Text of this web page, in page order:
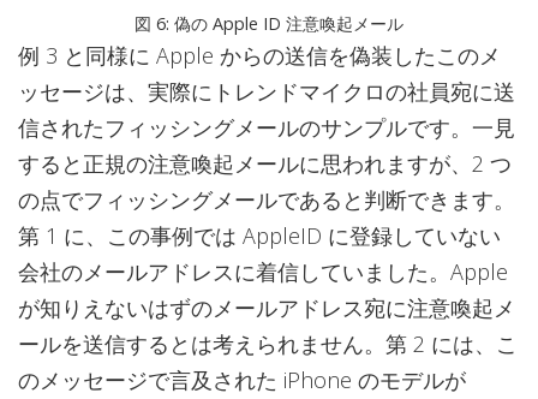
図 6: 偽の Apple ID 注意喚起メール
例 3 と同様に Apple からの送信を偽装したこのメ
ッセージは、実際にトレンドマイクロの社員宛に送
信されたフィッシングメールのサンプルです。一見
すると正規の注意喚起メールに思われますが、2 つ
の点でフィッシングメールであると判断できます。
第 1 に、この事例では AppleID に登録していない
会社のメールアドレスに着信していました。Apple
が知りえないはずのメールアドレス宛に注意喚起メ
ールを送信するとは考えられません。第 2 には、こ
のメッセージで言及された iPhone のモデルが